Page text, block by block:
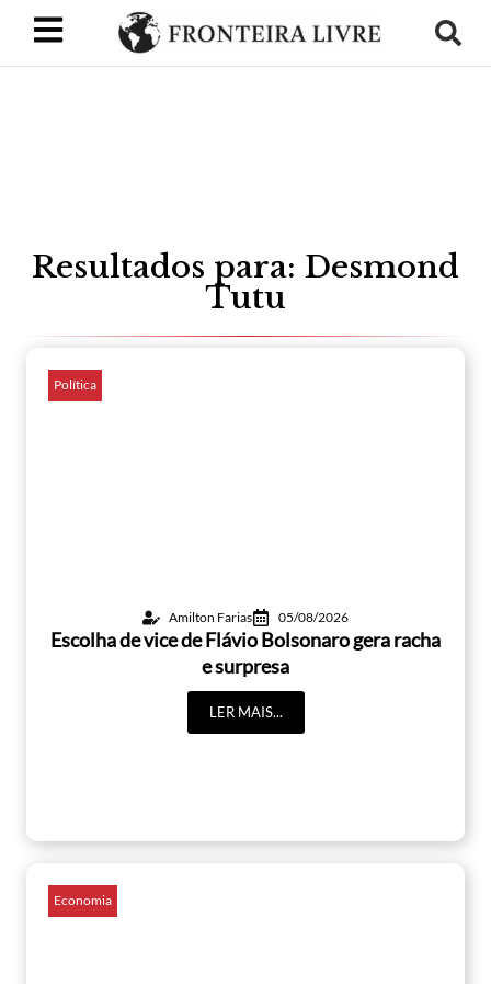
Resultados para: Desmond
Tutu
Política
Amilton Farias 05/08/2026
Escolha de vice de Flávio Bolsonaro gera racha
e surpresa
LER MAIS...
Economia